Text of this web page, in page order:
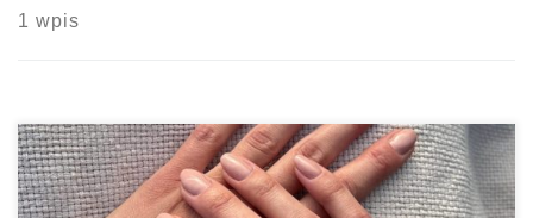
1 wpis
Pierwszy tydzień sierpnia na całym świecie jest
nieodłącznie związany z karmieniem piersią. To właśnie